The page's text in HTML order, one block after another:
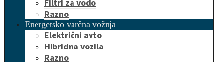
Filtri za vodo
Razno
Energetsko varčna vožnja
Električni avto
Hibridna vozila
Razno